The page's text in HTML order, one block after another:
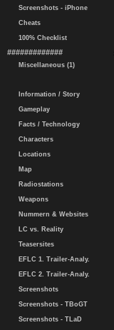
Screenshots - iPhone
Cheats
100% Checklist
#############
Miscellaneous (1)
Information / Story
Gameplay
Facts / Technology
Characters
Locations
Map
Radiostations
Weapons
Nummern & Websites
LC vs. Reality
Teasersites
EFLC 1. Trailer-Analy.
EFLC 2. Trailer-Analy.
Screenshots
Screenshots - TBoGT
Screenshots - TLaD